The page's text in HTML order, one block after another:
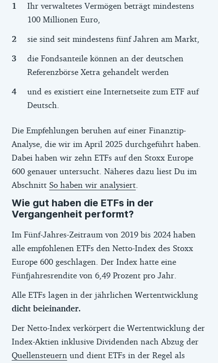
Ihr verwaltetes Vermögen beträgt mindestens
100 Millionen Euro,
sie sind seit mindestens fünf Jahren am Markt,
die Fondsanteile können an der deutschen
Referenzbörse Xetra gehandelt werden
und es existiert eine Internetseite zum ETF auf
Deutsch.
Die Empfehlungen beruhen auf einer Finanztip-
Analyse, die wir im April 2025 durchgeführt haben.
Dabei haben wir zehn ETFs auf den Stoxx Europe
600 genauer untersucht. Näheres dazu liest Du im
Abschnitt So haben wir analysiert
Wie gut haben die ETFs in der
Vergangenheit performt?
Im Fünf-Jahres-Zeitraum von 2019 bis 2024 haben
alle empfohlenen ETFs den Netto-Index des Stoxx
Europe 600 geschlagen. Der Index hatte eine
Fünfjahresrendite von 6,49 Prozent pro Jahr.
Alle ETFs lagen in der jährlichen Wertentwicklung
dicht beieinander.
Der Netto-Index verkörpert die Wertentwicklung der
Index-Aktien inklusive Dividenden nach Abzug der
Quellensteuern und dient ETFs in der Regel als